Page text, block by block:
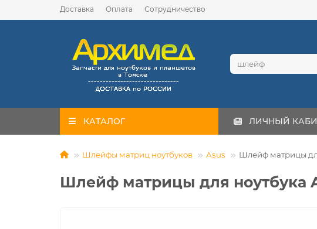
Доставка Оплата Сотрудничество
КАТАЛОГ ЛИЧНЫЙ
Шлейфы матриц ноутбуков Asus Шлейф матрицы
Шлейф матрицы для ноутбука